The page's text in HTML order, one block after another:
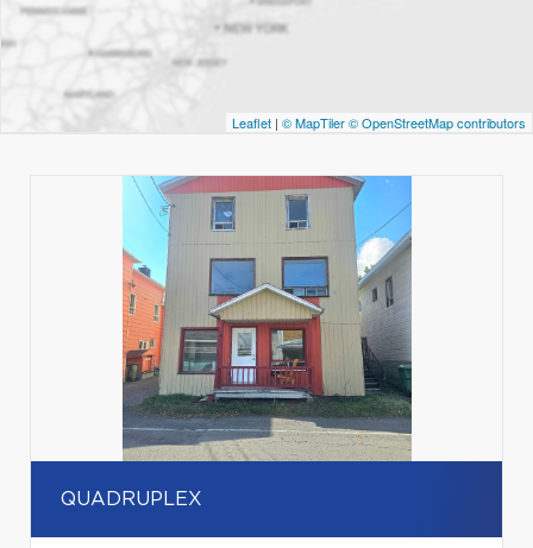
Leaflet | © MapTiler© OpenStreetMap contributors
QUADRUPLEX